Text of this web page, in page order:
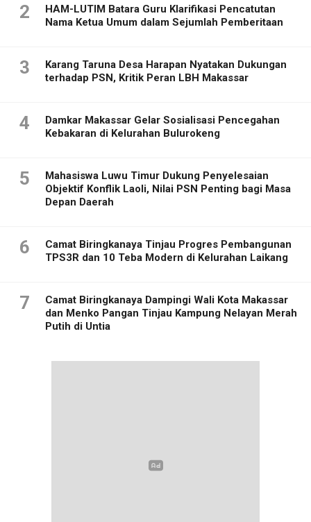
2
HAM-LUTIM Batara Guru Klarifikasi Pencatutan
Nama Ketua Umum dalam Sejumlah Pemberitaan
3
Karang Taruna Desa Harapan Nyatakan Dukungan
terhadap PSN, Kritik Peran LBH Makassar
4
Damkar Makassar Gelar Sosialisasi Pencegahan
Kebakaran di Kelurahan Bulurokeng
5
Mahasiswa Luwu Timur Dukung Penyelesaian
Objektif Konflik Laoli, Nilai PSN Penting bagi Masa
Depan Daerah
6
Camat Biringkanaya Tinjau Progres Pembangunan
TPS3R dan 10 Teba Modern di Kelurahan Laikang
7
Camat Biringkanaya Dampingi Wali Kota Makassar
dan Menko Pangan Tinjau Kampung Nelayan Merah
Putih di Untia